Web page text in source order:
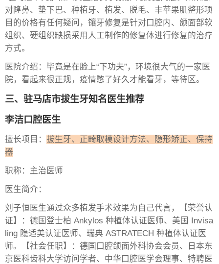
对隆鼻、垫下巴、种植牙、植发、脱毛、丰苹果肌整形项
目的价格有任何疑问，镶牙修复是针对口腔内、颌面部软
组织、硬组织缺损采用人工制作的修复体进行修复的治疗
方式。
医院介绍：毕竟是在脸上“下功夫”，环境很大气的一家医
院，看起来很正规，疫情憋了好久才能看牙，等待区。
三、驻马店市拔生牙知名医生推荐
李洁口腔医生
擅长项目： 拔生牙、正畸取模设计方法、隐形矫正、保持
器
职称：主治医师
医生简介：
刘子恒医生通过众多植发手术效果为自己代言，【荣誉认
证】：德国登士柏 Ankylos 种植体认证医师、美国 Invisa
ling 隐适美认证医师、瑞典 ASTRATECH 种植体认证医
师。【社会任职】：德国口腔颌面外科协会会员、日本东
京医科齿科大学访问学者、中华口腔医学会理事、特聘医